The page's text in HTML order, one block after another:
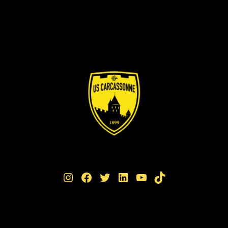
Instagram Facebook Twitter LinkedIn YouTube TikTok